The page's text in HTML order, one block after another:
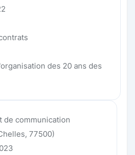
des 20 ans des
de communication
77500)